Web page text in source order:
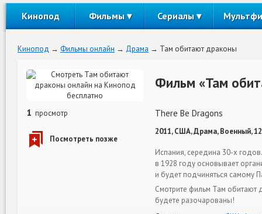
Кинопод Фильмы Сериалы
Кинопод Фильмы онлайн Драма Там обитают драконы
1 просмотр
Фильм «Там
There Be Dragons
2011, США, Драма, Военный,
Испания, середина 30-х
в 1928 году основывает
и будет подчиняться самому
Смотрите фильм Там обитают
будете разочарованы!